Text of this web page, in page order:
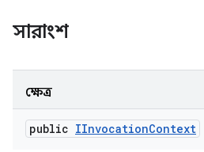
সারাংশ
ক্ষেত্র
public IInvocationContext